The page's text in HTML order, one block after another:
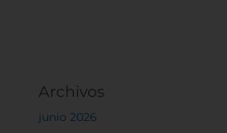
Archivos
junio 2026